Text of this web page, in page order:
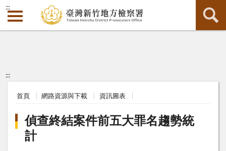
:::
:::
首頁 網路資源與下載 資訊圖表
偵查終結案件前五大罪名趨勢統
計